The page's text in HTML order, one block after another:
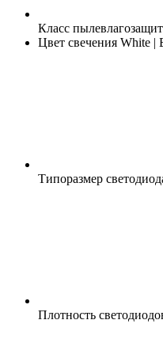
Класс
Цвет свечения White |
Типоразмер
Плотность